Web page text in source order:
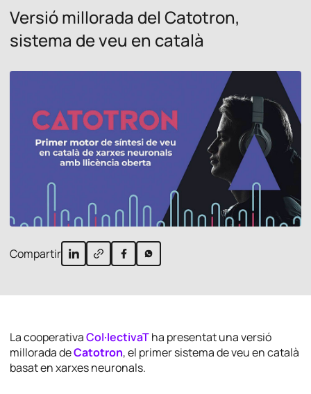
Versió millorada del Catotron,
sistema de veu en català
Compartir
La cooperativaCol·lectivaTha presentat una versió
millorada deCatotron, el primer sistema de veu en català
basat en xarxes neuronals.